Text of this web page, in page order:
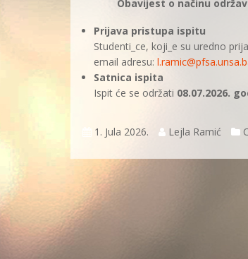
Obavijest o načinu
Prijava pristupa ispitu
Studenti_ce, koji_e su uredno
email adresu:
Satnica ispita
Ispit će se održati 08.07.2026.
1. Jula 2026. Lejla Ramić